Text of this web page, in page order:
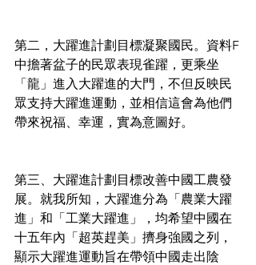
第二，大躍進計劃目標凝聚國民。資料F
中擔著盆子的民眾表現雀躍，更乘坐
「龍」進入大躍進的大門，不但反映民
眾支持大躍進運動，並相信這會為他們
帶來祝福、幸運，實為意圖好。
第三、大躍進計劃目標改善中國工農發
展。就我所知，大躍進分為「農業大躍
進」和「工業大躍進」，均希望中國在
十五年內「超英趕美」擠身強國之列，
顯示大躍進運動旨在帶領中國走出陰